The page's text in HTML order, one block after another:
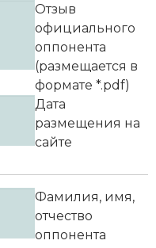
Отзыв
официального
оппонента
(размещается в
формате *.pdf)
Дата
размещения на
сайте
Фамилия, имя,
отчество
оппонента